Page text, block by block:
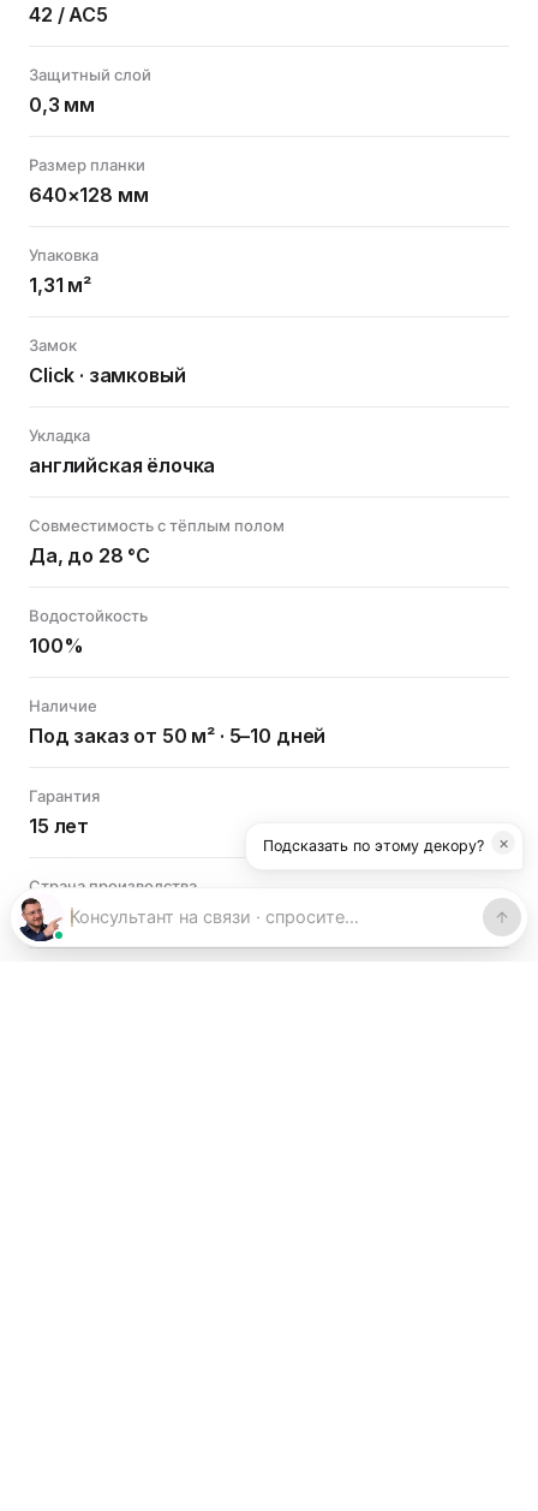
42 / AC5
Защитный слой
0,3 мм
Размер планки
640×128 мм
Упаковка
1,31 м²
Замок
Click · замковый
Укладка
английская ёлочка
Совместимость с тёплым полом
Да, до 28 °C
Водостойкость
100%
Наличие
Под заказ от 50 м² · 5–10 дней
Гарантия
15 лет
Страна производства
Россия
Подсказать по этому декору? ×